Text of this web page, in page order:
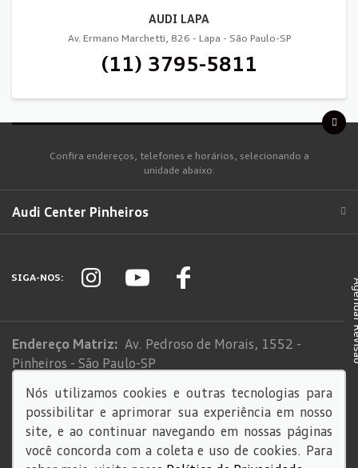
AUDI LAPA
Av. Ermano Marchetti, 826 - Lapa - São Paulo-SP
(11) 3795-5811
Confira endereços, telefones e horários, selecionando a
unidade abaixo:
Audi Center Pinheiros
SIGA-NOS:
Endereço Matriz: Av. Pedroso de Morais, 1552 -
Pinheiros - São Paulo-SP
Sistema de informações de Créditos (SCR)
Código de Conduta
Nós utilizamos cookies e outras tecnologias para
possibilitar e aprimorar sua experiência em nosso
site, e ao continuar navegando em nossas páginas
você concorda com a coleta e uso de cookies. Para